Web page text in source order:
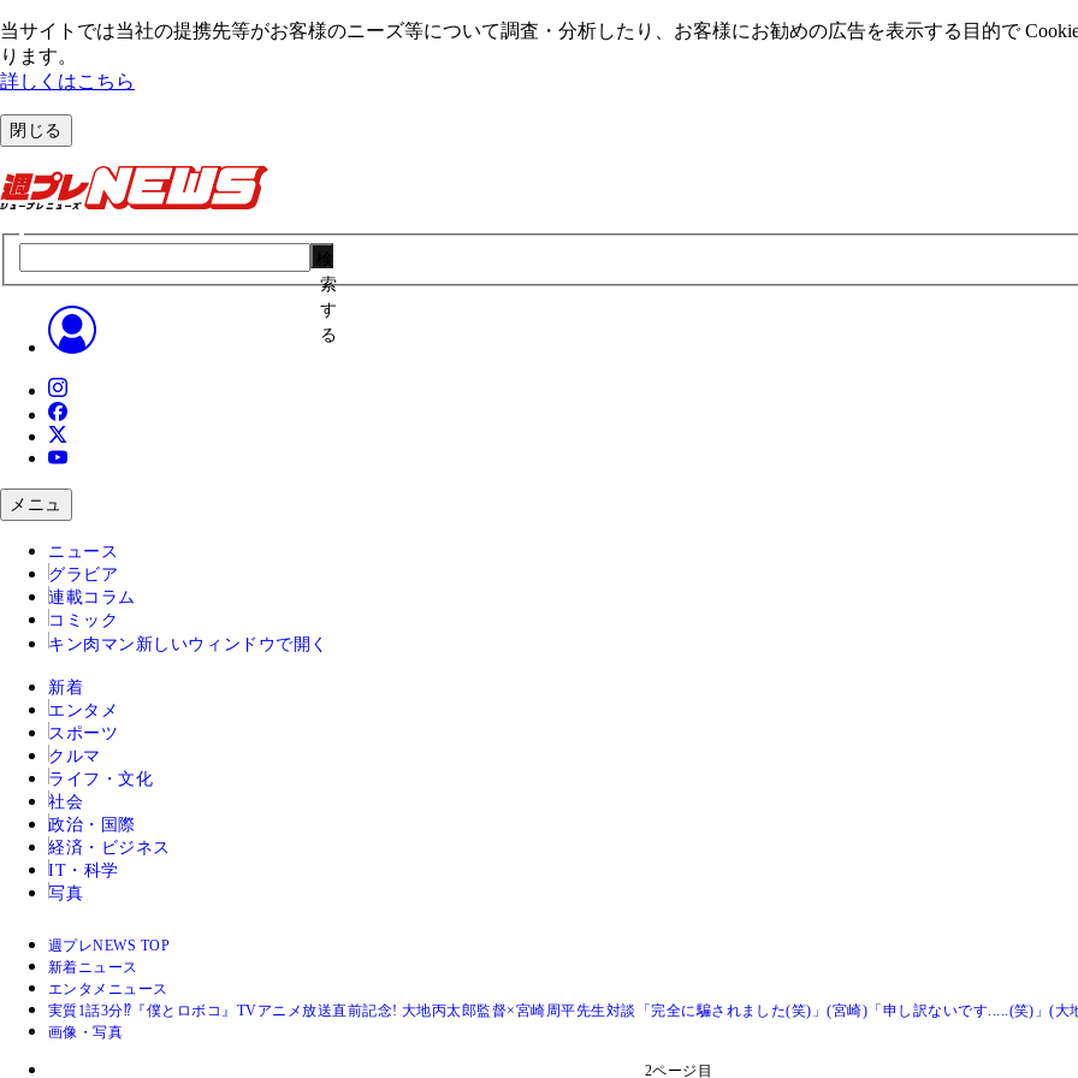
当サイトでは当社の提携先等がお客様のニーズ等について調査・分析したり、お客様にお勧めの広告を表⽰する⽬的で
ります。
詳しくはこちら
閉じる
索
す
る
メニュ
ニュース
グラビア
連載コラム
コミック
キン肉マン 新しいウィンドウで開く
新着
エンタメ
スポーツ
クルマ
ライフ・文化
社会
政治・国際
経済・ビジネス
IT・科学
写真
週プレNEWS TOP
新着ニュース
エンタメニュース
実質1話3分⁉『僕とロボコ』TVアニメ放送直前記念! 大地丙太郎監督×宮崎周平先生対談「完全に騙されました(笑)」(宮崎)「申し訳ないです.....(笑)」(大
画像・写真
2ページ目